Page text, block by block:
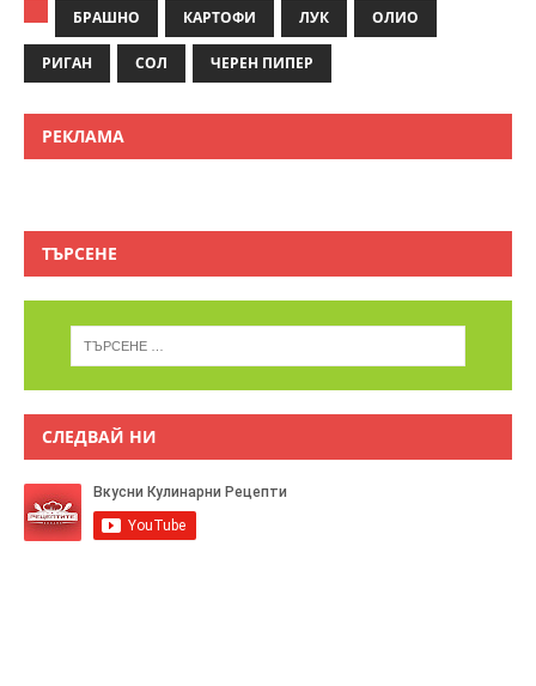
БРАШНО КАРТОФИ ЛУК ОЛИО
РИГАН СОЛ ЧЕРЕН ПИПЕР
РЕКЛАМА
ТЪРСЕНЕ
СЛЕДВАЙ НИ